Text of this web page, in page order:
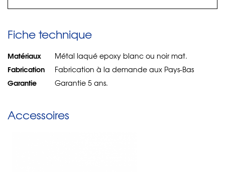
Fiche technique
Matériaux Métal laqué epoxy blanc ou noir mat.
Fabrication Fabrication à la demande aux Pays-Bas
Garantie Garantie 5 ans.
Accessoires